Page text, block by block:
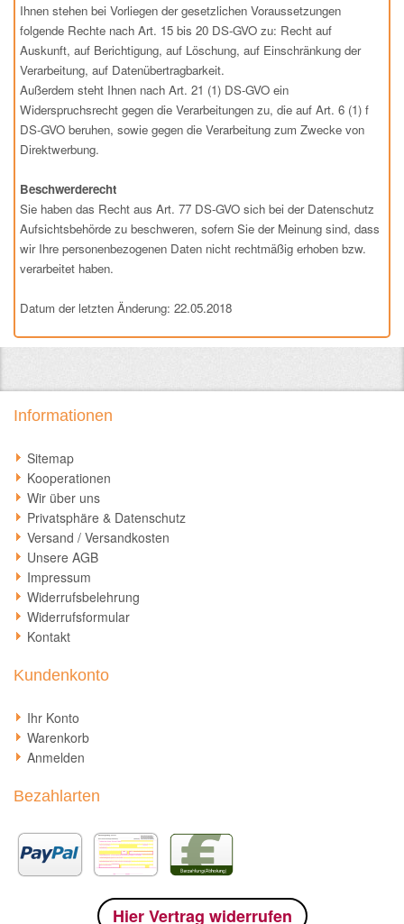
Ihnen stehen bei Vorliegen der gesetzlichen Voraussetzungen
folgende Rechte nach Art. 15 bis 20 DS-GVO zu: Recht auf
Auskunft, auf Berichtigung, auf Löschung, auf Einschränkung der
Verarbeitung, auf Datenübertragbarkeit.
Außerdem steht Ihnen nach Art. 21 (1) DS-GVO ein
Widerspruchsrecht gegen die Verarbeitungen zu, die auf Art. 6 (1) f
DS-GVO beruhen, sowie gegen die Verarbeitung zum Zwecke von
Direktwerbung.
Beschwerderecht
Sie haben das Recht aus Art. 77 DS-GVO sich bei der Datenschutz
Aufsichtsbehörde zu beschweren, sofern Sie der Meinung sind, dass
wir Ihre personenbezogenen Daten nicht rechtmäßig erhoben bzw.
verarbeitet haben.
Datum der letzten Änderung: 22.05.2018
Informationen
Sitemap
Kooperationen
Wir über uns
Privatsphäre & Datenschutz
Versand / Versandkosten
Unsere AGB
Impressum
Widerrufsbelehrung
Widerrufsformular
Kontakt
Kundenkonto
Ihr Konto
Warenkorb
Anmelden
Bezahlarten
Hier Vertrag widerrufen